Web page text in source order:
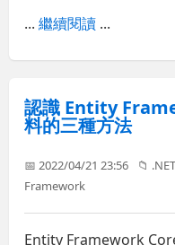
...繼續閱讀 ...
認識 Entity
料的三種方法
📅 2022/04/21 23:56 📁
Framework
Entity Framework